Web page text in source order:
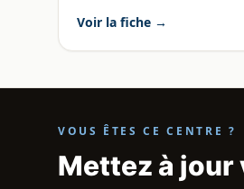
Voir la fiche →
VOUS ÊTES CE CENTRE ?
Mettez à jour